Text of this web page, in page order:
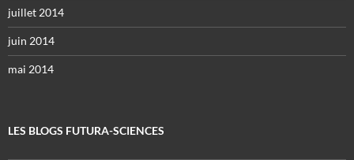
juillet 2014
juin 2014
mai 2014
LES BLOGS FUTURA-SCIENCES